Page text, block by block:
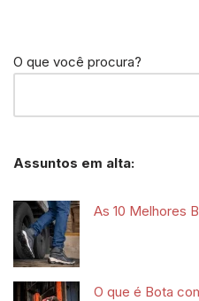
O que você procura?
Assuntos em alta:
As 10 Melhores
O que é Bota